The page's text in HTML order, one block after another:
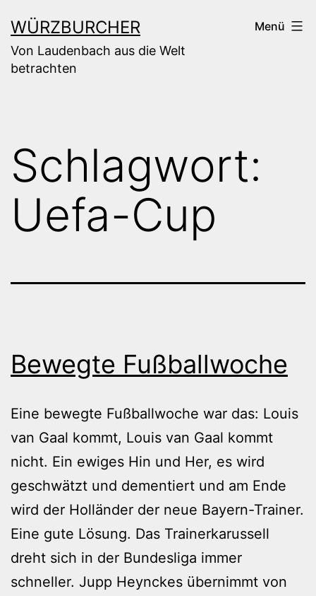
Inhalt
springen
WÜRZBURCHER
Von Laudenbach aus die Welt
betrachten
Menü
Schlagwort:
Uefa-Cup
Bewegte Fußballwoche
Eine bewegte Fußballwoche war das: Louis
van Gaal kommt, Louis van Gaal kommt
nicht. Ein ewiges Hin und Her, es wird
geschwätzt und dementiert und am Ende
wird der Holländer der neue Bayern-Trainer.
Eine gute Lösung. Das Trainerkarussell
dreht sich in der Bundesliga immer
schneller. Jupp Heynckes übernimmt von